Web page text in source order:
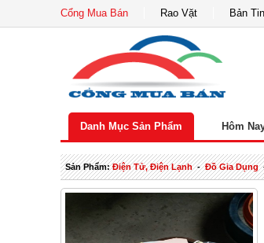
Cổng Mua Bán Rao Vặt Bản
Danh Mục Sản Phẩm Hôm
Sản Phẩm:Điện Tử, Điện Lạnh-Đồ Gia Dụng